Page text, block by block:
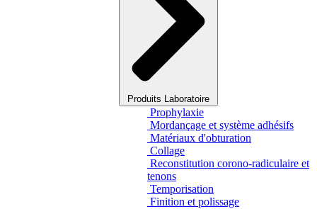
Produits Laboratoire
Prophylaxie
Mordançage et système adhésifs
Matériaux d'obturation
Collage
Reconstitution corono-radiculaire et
tenons
Temporisation
Finition et polissage